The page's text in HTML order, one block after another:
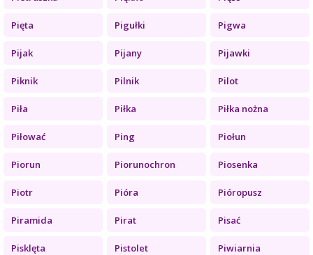
Pięta Pigułki Pigwa
Pijak Pijany Pijawki
Piknik Pilnik Pilot
Piła Piłka Piłka nożna
Piłować Ping Piołun
Piorun Piorunochron Piosenka
Piotr Pióra Pióropusz
Piramida Pirat Pisać
Pisklęta Pistolet Piwiarnia